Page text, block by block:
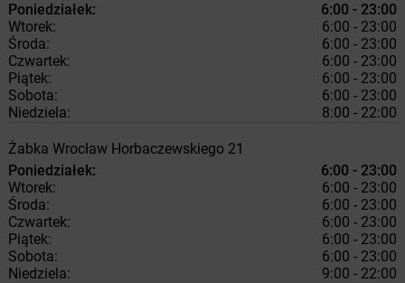
Poniedziałek:
6:00 - 23:00
Wtorek:
6:00 - 23:00
Środa:
6:00 - 23:00
Czwartek:
6:00 - 23:00
Piątek:
6:00 - 23:00
Sobota:
6:00 - 23:00
Niedziela:
8:00 - 22:00
Żabka Wrocław Horbaczewskiego 21
Poniedziałek:
6:00 - 23:00
Wtorek:
6:00 - 23:00
Środa:
6:00 - 23:00
Czwartek:
6:00 - 23:00
Piątek:
6:00 - 23:00
Sobota:
6:00 - 23:00
Niedziela:
9:00 - 22:00